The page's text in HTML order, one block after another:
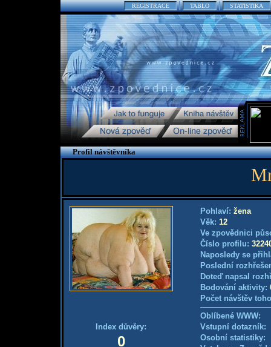
REGISTRACE TABLO STATISTIKA
Profil návštěvníka
Index důvěry:
0
Pohlaví: žena
Věk: 12
Ve zpovědnici
Číslo profilu:
Naposledy se
Poslední
Doteď napsal
Bodování aktivity:
Počet návštěv
Oblíbené WWW:
Vstupní
Osobní